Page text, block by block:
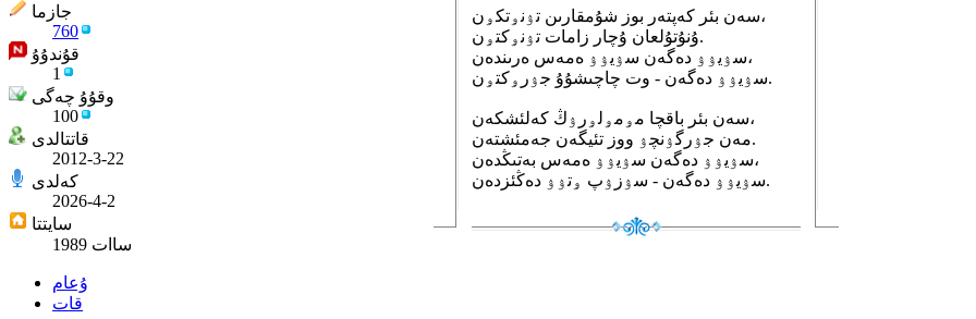
جازما
760
قۇندۇۇ
1
وقۇۇ چەگى
100
قاتتالدى
2012-3-22
كەلدى
2026-4-2
سايتتا
1989 ساات
ۇعام
قات
سەن بئر كەپتەر بوز شۇمقارىن تۉنۅتكۅن،
ۇنۇتۇلعان ۇچار زامات تۉنۅكتۅن.
سۉيۉۉ دەگەن سۉيۉۉ ەمەس ەرىندەن،
سۉيۉۉ دەگەن - وت چاچىشۇۇ جۉرۅكتۅن.
سەن بئر باقچا مۅمۅلۅرۉڭ كەلئشكەن،
مەن جۉرگۉنچۉ ووز تئيگەن جەمئشتەن.
سۉيۉۉ دەگەن سۉيۉۉ ەمەس بەتىڭدەن،
سۉيۉۉ دەگەن - سۉزۉپ ۅتۉۉ دەڭئزدەن.